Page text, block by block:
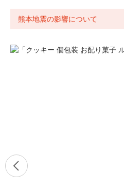
熊本地震の影響について